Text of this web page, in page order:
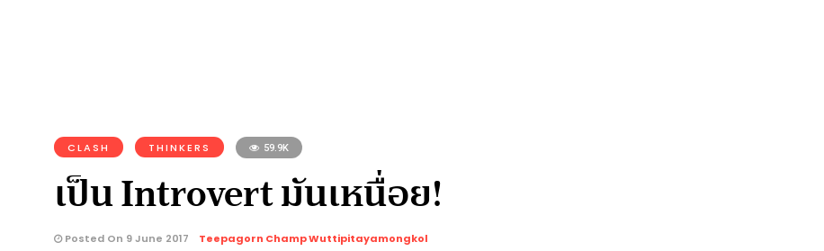
CLASH THINKERS 59.9K
เป็น ​Introvert มันเหนื่อย!
Posted On 9 June 2017 Teepagorn Champ Wuttipitayamongkol